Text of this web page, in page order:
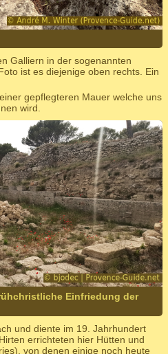
Galliern in der sogenannten
ist es diejenige oben rechts. Ein
gepflegteren Mauer welche uns
wird.
Einfriedung der
und diente im 19. Jahrhundert
errichteten hier Hütten und
von denen einige noch heute